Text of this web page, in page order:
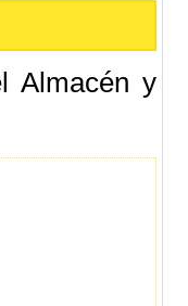
Almacén y